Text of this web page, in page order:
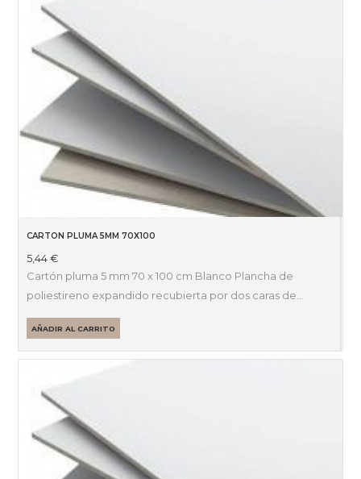
CARTON PLUMA 5MM 70X100
5,44€
Cartón pluma 5 mm 70 x 100 cm Blanco Plancha de
poliestireno expandido recubierta por dos caras de…
AÑADIR AL CARRITO